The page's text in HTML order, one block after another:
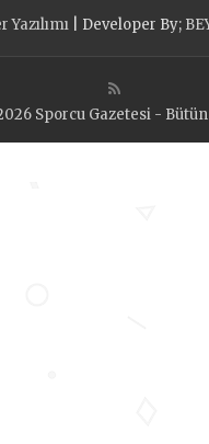
Yazılımı | Developer By;
Sporcu Gazetesi - Bütün